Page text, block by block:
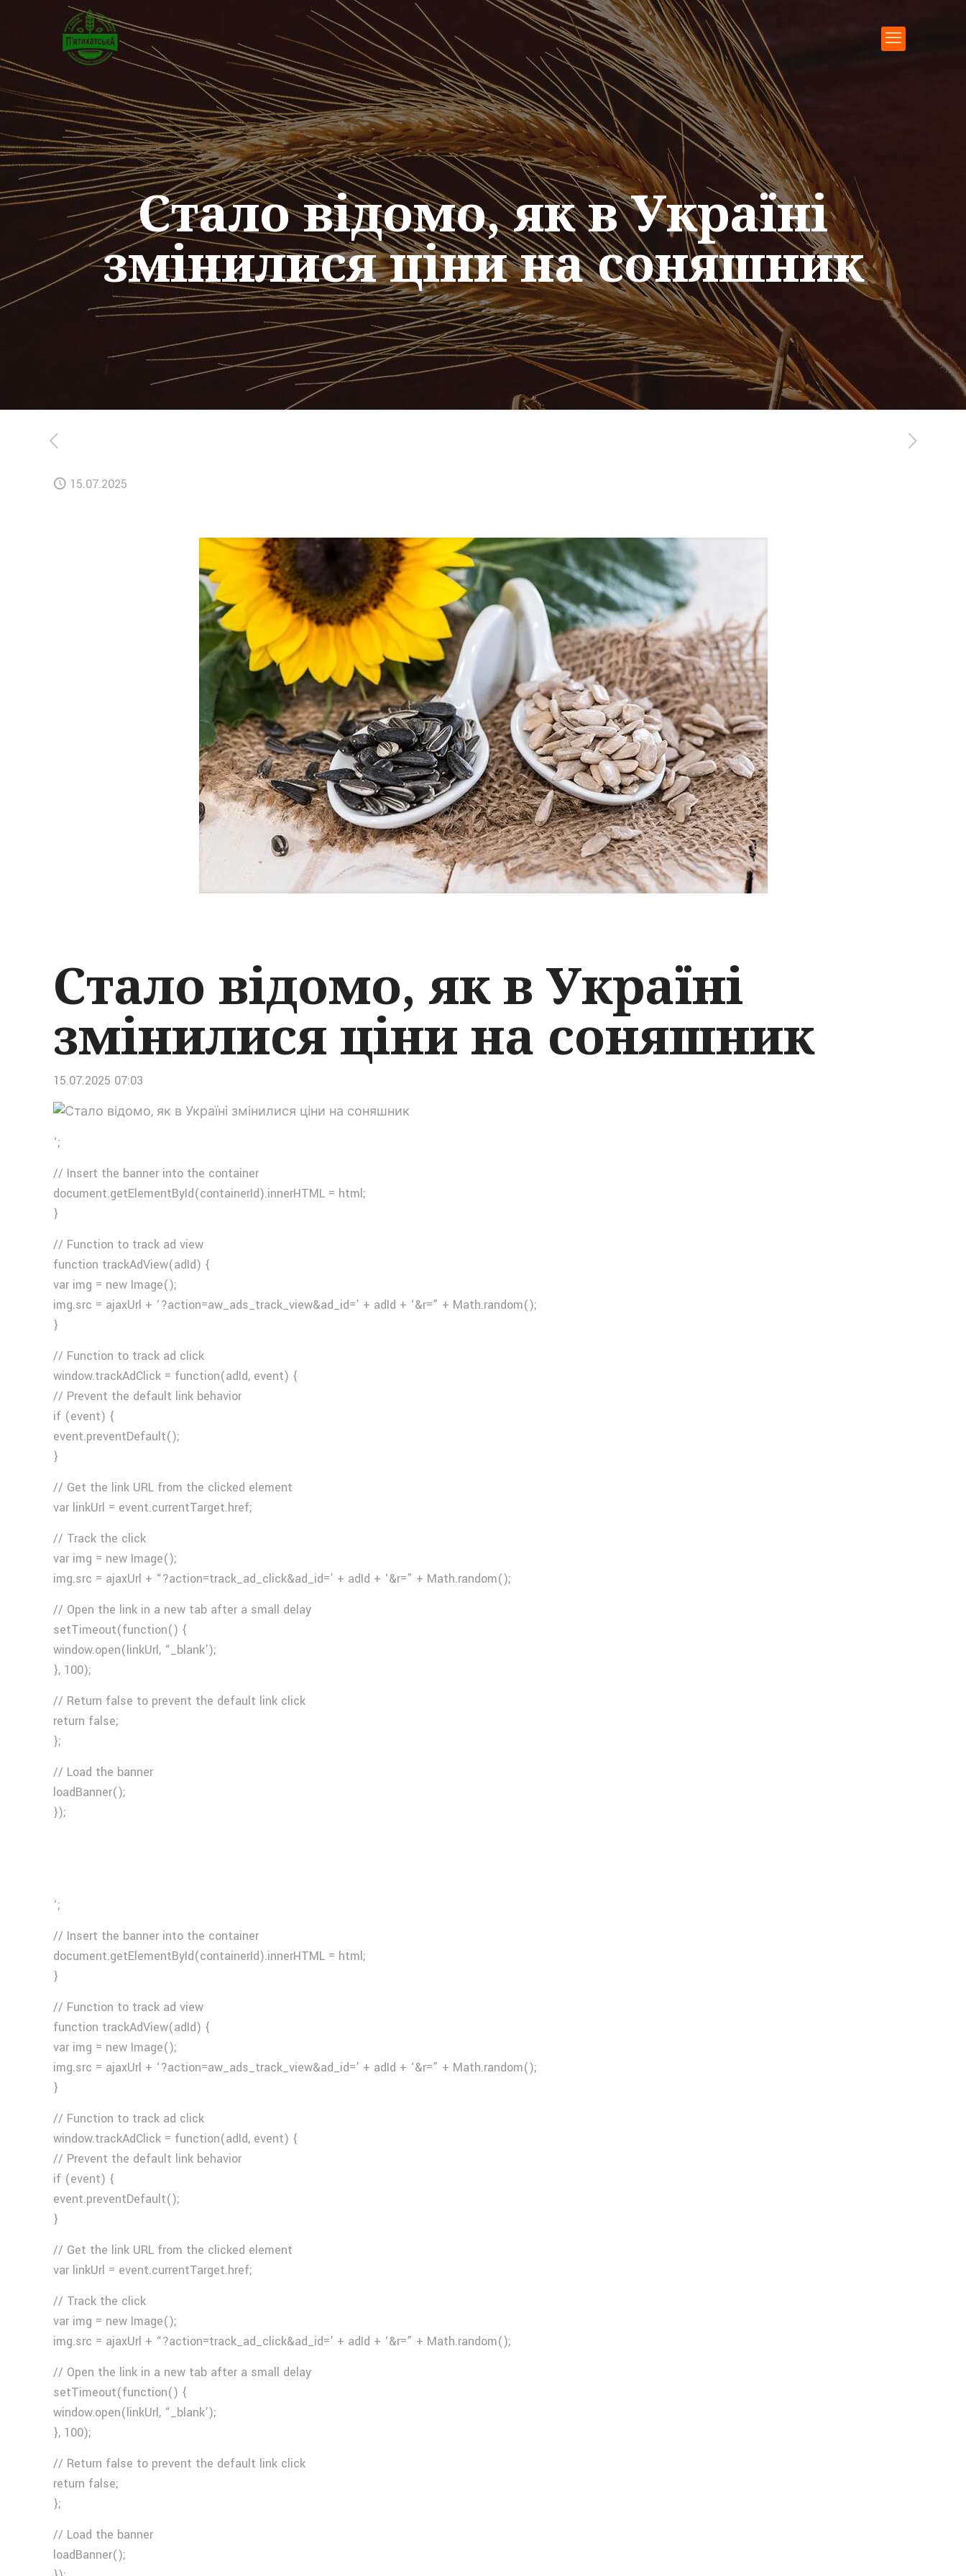
Стало відомо, як в Україні
змінилися ціни на соняшник
15.07.2025
Стало відомо, як в Україні
змінилися ціни на соняшник
15.07.2025 07:03
‘;
// Insert the banner into the container
document.getElementById(containerId).innerHTML = html;
}
// Function to track ad view
function trackAdView(adId) {
var img = new Image();
img.src = ajaxUrl + ‘?action=aw_ads_track_view&ad_id=’ + adId + ‘&r=” + Math.random();
}
// Function to track ad click
window.trackAdClick = function(adId, event) {
// Prevent the default link behavior
if (event) {
event.preventDefault();
}
// Get the link URL from the clicked element
var linkUrl = event.currentTarget.href;
// Track the click
var img = new Image();
img.src = ajaxUrl + “?action=track_ad_click&ad_id=’ + adId + ‘&r=” + Math.random();
// Open the link in a new tab after a small delay
setTimeout(function() {
window.open(linkUrl, “_blank’);
}, 100);
// Return false to prevent the default link click
return false;
};
// Load the banner
loadBanner();
});
‘;
// Insert the banner into the container
document.getElementById(containerId).innerHTML = html;
}
// Function to track ad view
function trackAdView(adId) {
var img = new Image();
img.src = ajaxUrl + ‘?action=aw_ads_track_view&ad_id=’ + adId + ‘&r=” + Math.random();
}
// Function to track ad click
window.trackAdClick = function(adId, event) {
// Prevent the default link behavior
if (event) {
event.preventDefault();
}
// Get the link URL from the clicked element
var linkUrl = event.currentTarget.href;
// Track the click
var img = new Image();
img.src = ajaxUrl + “?action=track_ad_click&ad_id=’ + adId + ‘&r=” + Math.random();
// Open the link in a new tab after a small delay
setTimeout(function() {
window.open(linkUrl, “_blank’);
}, 100);
// Return false to prevent the default link click
return false;
};
// Load the banner
loadBanner();